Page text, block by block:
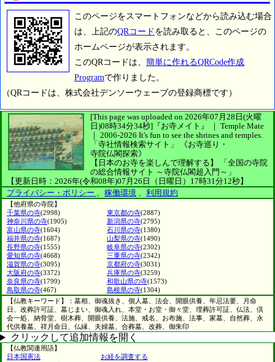
このページをスマートフォンなどから読み込む場合
は、上記のQRコード を読み取ると、このページの
ホームページが表示されます。
このQRコードは、 簡単に作れるQRCode作成
Programで作りました。
（QRコードは、株式会社デンソーウェーブの登録商標です）
[This page was uploaded on 2026年07月28日(火曜
日)08時34分34秒] 『お寺メイト』 ｜ Temple Mate
｜ 2006-2026 It's fun to see the shrines and temples.
「寺社情報検索サイト」
《お寺巡り・
寺院仏閣探索》
【日本のお寺を楽しんで理解する】
「全国の寺院
の総合情報サイト ～寺院仏閣超入門～」
【更新日時：2026年(令和08年)07月26日（日曜日）17時31分12秒】
プライバシー・ポリシー 、 稼働環境 、 利用規約
【他府県の寺院】
千葉県の寺(2998) 東京都の寺(2887)
神奈川県の寺(1905) 新潟県の寺(2795)
富山県の寺(1604) 石川県の寺(1380)
福井県の寺(1687) 山梨県の寺(1490)
長野県の寺(1555) 岐阜県の寺(2302)
愛知県の寺(4668) 三重県の寺(2342)
滋賀県の寺(3095) 京都府の寺(3031)
大阪府の寺(3372) 兵庫県の寺(3259)
奈良県の寺(1799) 和歌山県の寺(1573)
鳥取県の寺(467) 島根県の寺(1304)
【仏教キーワード】：墓相、御魂抜き、個人墓、法会、開眼供養、年忌法要、月命
日、改葬許可証、墓じまい、御魂入れ、本堂・お堂・御々堂、埋葬許可証、仏法、倶
会一処、納骨堂、樹木葬、開眼供養、法施、戒名、お布施、法事、家墓、自然葬、永
代供養墓、祥月命日、仏縁、夫婦墓、合葬墓、改葬、御朱印
クリックして追加情報を開く
【仏教関連用語】
日本国憲法
お経を調査する